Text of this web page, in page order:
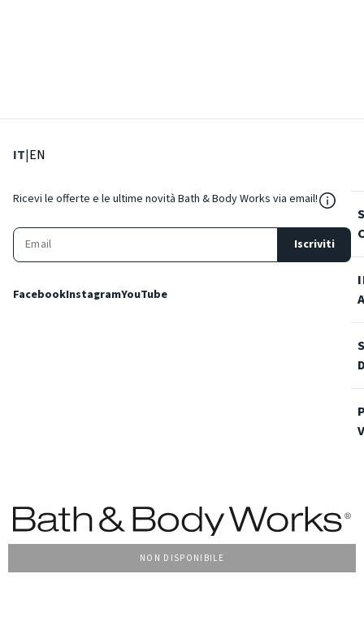
NON DISPONIBILE
IT: Lingua corrente
|EN
Ricevi le offerte e le ultime novità Bath & Body Works via email!
Iscriviti
FacebookInstagramYouTube
Condizioni Generali di venditaPrivacy PolicyCookie PolicyAccessibilità